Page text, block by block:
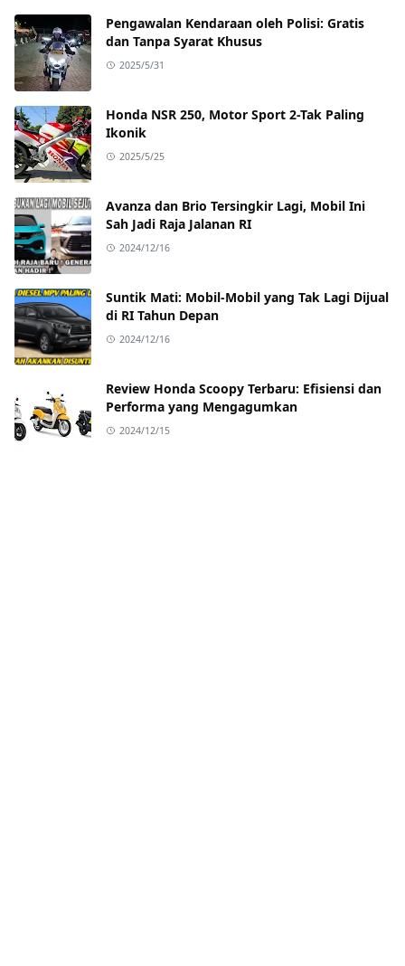
Pengawalan Kendaraan oleh Polisi: Gratis
dan Tanpa Syarat Khusus
2025/5/31
Honda NSR 250, Motor Sport 2-Tak Paling
Ikonik
2025/5/25
Avanza dan Brio Tersingkir Lagi, Mobil Ini
Sah Jadi Raja Jalanan RI
2024/12/16
Suntik Mati: Mobil-Mobil yang Tak Lagi Dijual
di RI Tahun Depan
2024/12/16
Review Honda Scoopy Terbaru: Efisiensi dan
Performa yang Mengagumkan
2024/12/15